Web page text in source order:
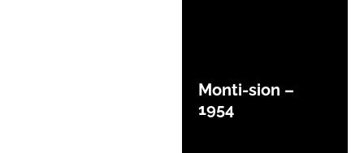
Monti-sion –
1954